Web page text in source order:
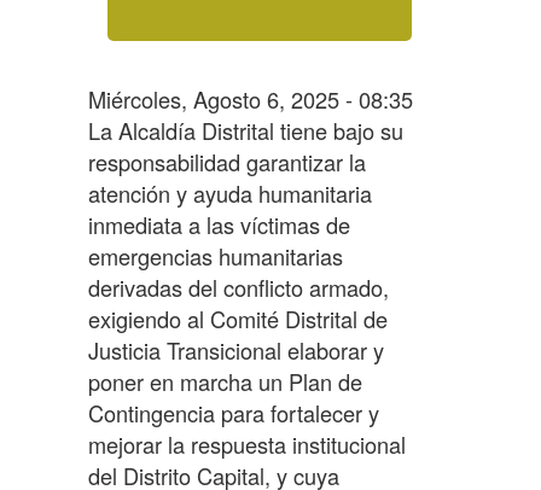
Miércoles, Agosto 6, 2025 - 08:35
La Alcaldía Distrital tiene bajo su
responsabilidad garantizar la
atención y ayuda humanitaria
inmediata a las víctimas de
emergencias humanitarias
derivadas del conflicto armado,
exigiendo al Comité Distrital de
Justicia Transicional elaborar y
poner en marcha un Plan de
Contingencia para fortalecer y
mejorar la respuesta institucional
del Distrito Capital, y cuya